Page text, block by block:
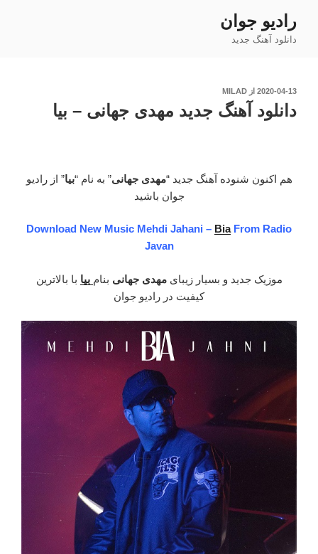
محتوا
رادیو جوان
دانلود آهنگ جدید
نوشته‌شده
2020-04-13 از MILAD
دانلود آهنگ جدید مهدی جهانی – بیا
هم اکنون شنوده آهنگ جدید “مهدی جهانی” به نام “بیا” از رادیو
جوان باشید
Download New Music Mehdi Jahani – BiaFrom Radio
Javan
موزیک جدید و بسیار زیبایمهدی جهانی بنام بیا با بالاترین
کیفیت در رادیو جوان